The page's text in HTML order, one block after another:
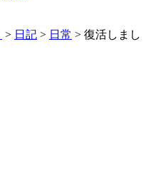
> 日記 > 日常 > 復活しまし